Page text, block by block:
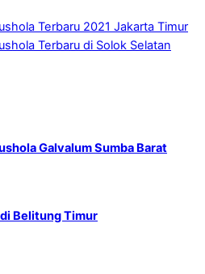
Terbaru 2021 Jakarta Timur
Terbaru di Solok Selatan
Galvalum Sumba Barat
Belitung Timur